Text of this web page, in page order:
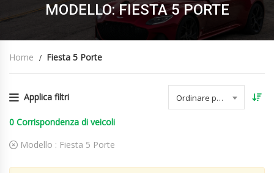
MODELLO: FIESTA 5 PORTE
Home Fiesta 5 Porte
Applica filtri Ordinare per data
0 Corrispondenza di veicoli
Modello : Fiesta 5 Porte